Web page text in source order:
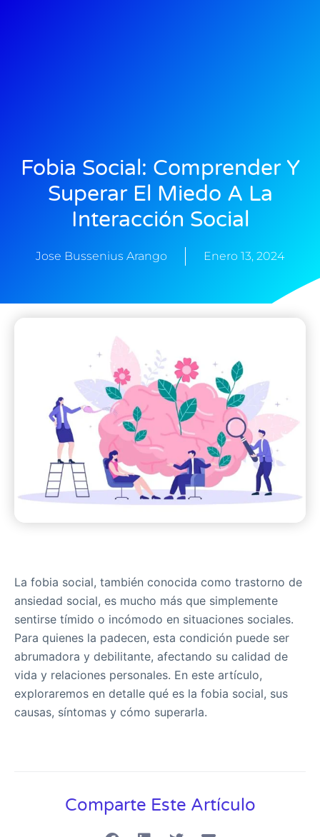
Fobia Social: Comprender Y
Superar El Miedo A La
Interacción Social
Jose Bussenius Arango Enero 13, 2024
La fobia social, también conocida como trastorno de
ansiedad social, es mucho más que simplemente
sentirse tímido o incómodo en situaciones sociales.
Para quienes la padecen, esta condición puede ser
abrumadora y debilitante, afectando su calidad de
vida y relaciones personales. En este artículo,
exploraremos en detalle qué es la fobia social, sus
causas, síntomas y cómo superarla.
Comparte Este Artículo